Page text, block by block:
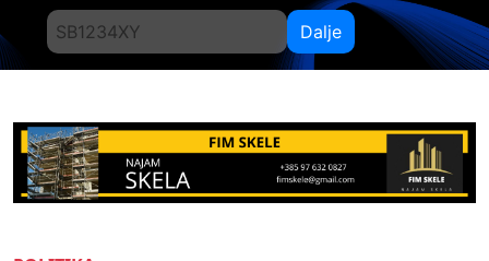
Dalje